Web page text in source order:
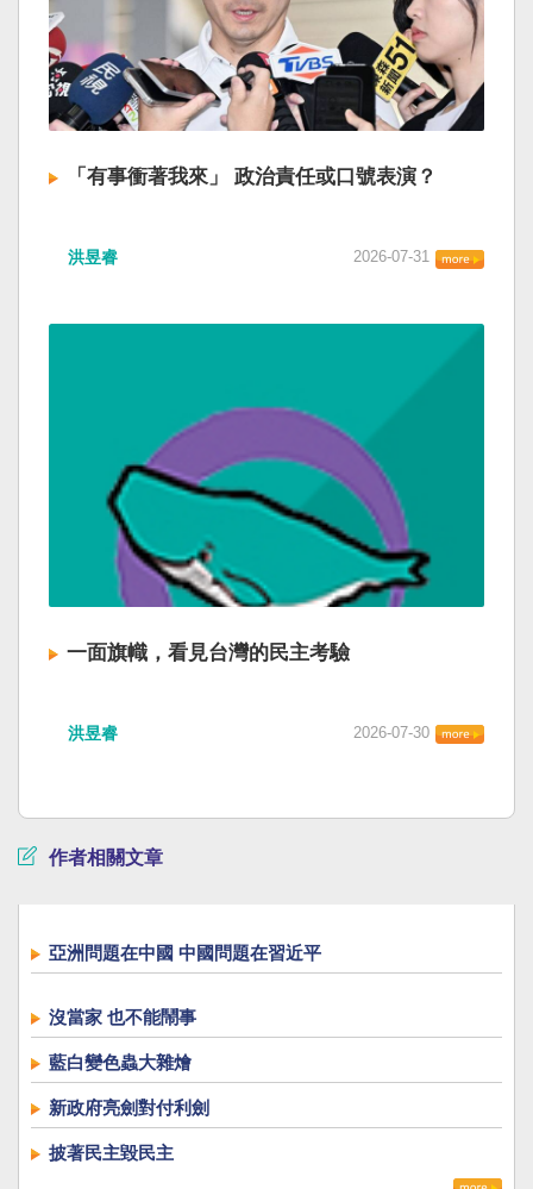
「有事衝著我來」 政治責任或口號表演？
洪昱睿 2026-07-31
一面旗幟，看見台灣的民主考驗
洪昱睿 2026-07-30
作者相關文章
亞洲問題在中國 中國問題在習近平
沒當家 也不能鬧事
藍白變色蟲大雜燴
新政府亮劍對付利劍
披著民主毀民主